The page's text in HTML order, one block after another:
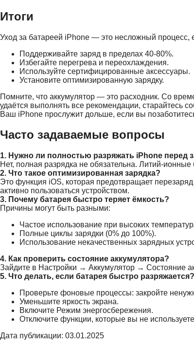
Итоги
Уход за батареей iPhone — это несложный процесс,
Поддерживайте заряд в пределах 40-80%.
Избегайте перегрева и переохлаждения.
Используйте сертифицированные аксессуары.
Установите оптимизированную зарядку.
Помните, что аккумулятор — это расходник. Со
удаётся выполнять все рекомендации, старайтесь
Ваш iPhone прослужит дольше, если вы
Часто задаваемые вопросы
1. Нужно ли полностью разряжать iPhone перед
Нет, полная разрядка не обязательна. Литий-
2. Что такое оптимизированная зарядка?
Это функция iOS, которая предотвращает
активно пользоваться устройством.
3. Почему батарея быстро теряет ёмкость?
Причины могут быть разными:
Частое использование при высоких
Полные циклы зарядки (0% до 100%).
Использование некачественных зарядных
4. Как проверить состояние аккумулятора?
Зайдите в Настройки → Аккумулятор → Состояние
5. Что делать, если батарея быстро разряжается?
Проверьте фоновые процессы: закройте
Уменьшите яркость экрана.
Включите Режим энергосбережения.
Отключите функции, которые вы не
Дата публикации: 03.01.2025